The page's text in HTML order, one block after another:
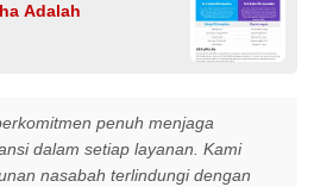
Adalah
penuh menjaga
dalam setiap layanan. Kami
nasabah terlindungi dengan